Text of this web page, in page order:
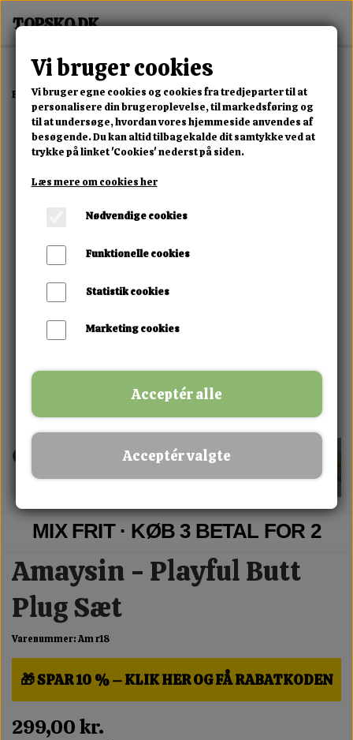
Forside Erotisk Kollektion Alle Produkter Amaysin - Playful Butt
MIX FRIT · KØB 3 BETAL FOR 2
Amaysin - Playful Butt
Plug Sæt
Varenummer: Am r18
🎁 SPAR 10 % – KLIK HER OG FÅ RABATKODEN
299,00 kr.
Vi bruger cookies
Vi bruger egne cookies og cookies fra tredjeparter til at
personalisere din brugeroplevelse, til markedsføring og
til at undersøge, hvordan vores hjemmeside anvendes af
besøgende. Du kan altid tilbagekalde dit samtykke ved at
trykke på linket 'Cookies' nederst på siden.
Læs mere om cookies her
Nødvendige cookies
Funktionelle cookies
Statistik cookies
Marketing cookies
Acceptér alle
Acceptér valgte